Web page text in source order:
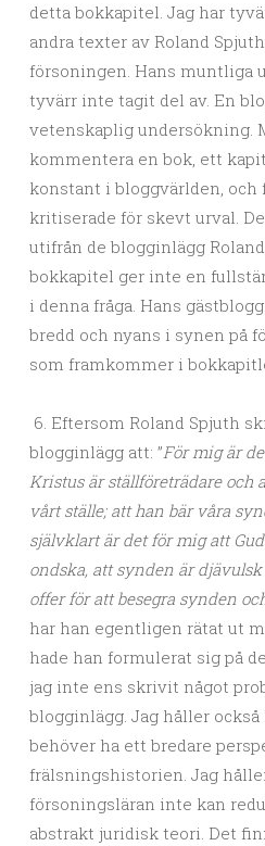
detta bokkapitel. Jag har
andra texter av Roland
försoningen. Hans muntliga
tyvärr inte tagit del av. En
vetenskaplig undersökning.
kommentera en bok, ett
konstant i bloggvärlden,
kritiserade för skevt urval.
utifrån de blogginlägg
bokkapitel ger inte en
i denna fråga. Hans
bredd och nyans i synen på
som framkommer i
6. Eftersom Roland Spjuth
blogginlägg att: ”För mig är
Kristus är ställföreträdare och
vårt ställe; att han bär våra
självklart är det för mig att
ondska, att synden är
offer för att besegra synden
har han egentligen rätat ut
hade han formulerat sig på
jag inte ens skrivit något
blogginlägg. Jag håller
behöver ha ett bredare
frälsningshistorien. Jag
försoningsläran inte kan
abstrakt juridisk teori. Det